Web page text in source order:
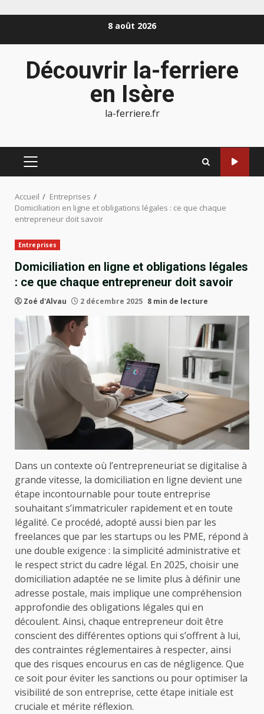
8 août 2026
Découvrir la-ferriere
en Isère
la-ferriere.fr
MENU
Accueil
Entreprises
Domiciliation en ligne et obligations légales : ce que chaque
entrepreneur doit savoir
Entreprises
Domiciliation en ligne et obligations légales
: ce que chaque entrepreneur doit savoir
Zoé d'Alvau 2 décembre 2025 8 min de lecture
Dans un contexte où l’entrepreneuriat se digitalise à
grande vitesse, la domiciliation en ligne devient une
étape incontournable pour toute entreprise
souhaitant s’immatriculer rapidement et en toute
légalité. Ce procédé, adopté aussi bien par les
freelances que par les startups ou les PME, répond à
une double exigence : la simplicité administrative et
le respect strict du cadre légal. En 2025, choisir une
domiciliation adaptée ne se limite plus à définir une
adresse postale, mais implique une compréhension
approfondie des obligations légales qui en
découlent. Ainsi, chaque entrepreneur doit être
conscient des différentes options qui s’offrent à lui,
des contraintes réglementaires à respecter, ainsi
que des risques encourus en cas de négligence. Que
ce soit pour éviter les sanctions ou pour optimiser la
visibilité de son entreprise, cette étape initiale est
cruciale et mérite réflexion.